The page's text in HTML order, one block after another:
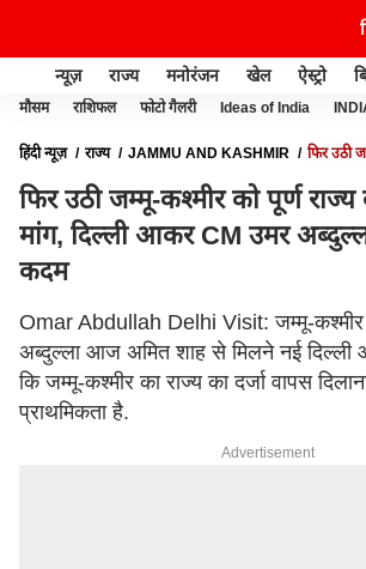
न्यूज़ राज्य मनोरंजन खेल ऐस्ट्रो
मौसम राशिफल फोटो गैलरी Ideas of India
हिंदी न्यूज़ राज्य JAMMU AND KASHMIR
फिर उठी
फिर उठी जम्मू-कश्मीर को पूर्ण राज्य
मांग, दिल्ली आकर CM उमर
कदम
Omar Abdullah Delhi Visit: जम्मू-
अब्दुल्ला आज अमित शाह से मिलने नई दिल्ली
कि जम्मू-कश्मीर का राज्य का दर्जा वापस
प्राथमिकता है.
Advertisement